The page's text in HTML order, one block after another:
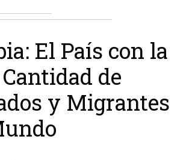
El País con la
de
y Migrantes